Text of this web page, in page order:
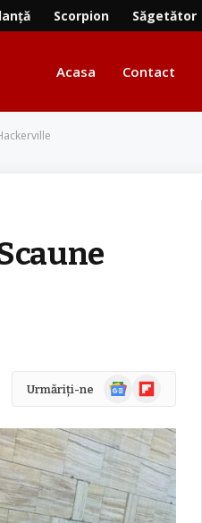
Scorpion Săgetător
Acasa Contact
Urmăriți-ne
Știri
Google
Flipboard